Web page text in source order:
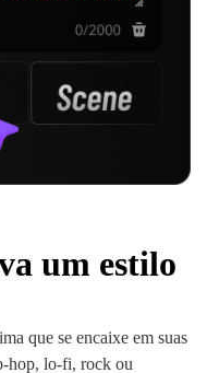
um estilo
que se encaixe em suas
hop, lo-fi, rock ou